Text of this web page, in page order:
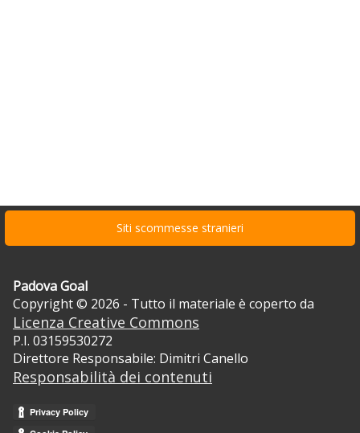
Siti scommesse stranieri
Padova Goal
Copyright © 2026 - Tutto il materiale è coperto da
Licenza Creative Commons
P.I. 03159530272
Direttore Responsabile: Dimitri Canello
Responsabilità dei contenuti